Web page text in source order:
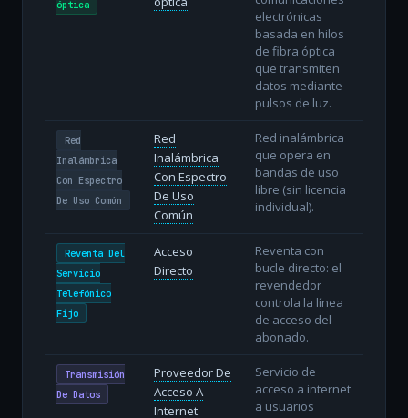
óptica
electrónicas
basada en hilos
de fibra óptica
que transmiten
datos mediante
pulsos de luz.
Red
Inalámbrica
Con Espectro
De Uso Común
Red
Inalámbrica
Con Espectro
De Uso
Común
Red inalámbrica
que opera en
bandas de uso
libre (sin licencia
individual).
Reventa Del
Servicio
Telefónico
Fijo
Acceso
Directo
Reventa con
bucle directo: el
revendedor
controla la línea
de acceso del
abonado.
Transmisión
De Datos
Proveedor De
Acceso A
Internet
Servicio de
acceso a internet
a usuarios